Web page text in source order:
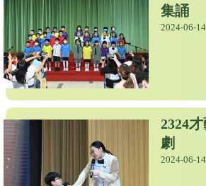
集誦
2024-06-14
2324
劇
2024-06-14